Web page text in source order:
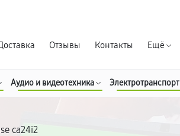
Отзывы Контакты Ещё
Аудио и видеотехника Электротранспорт
ca24i2